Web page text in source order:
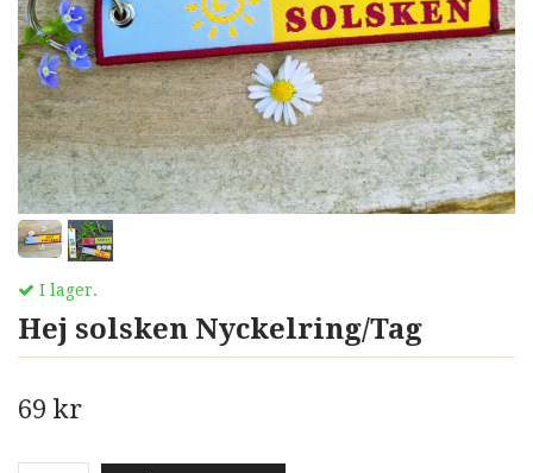
I lager.
Hej solsken Nyckelring/Tag
69 kr